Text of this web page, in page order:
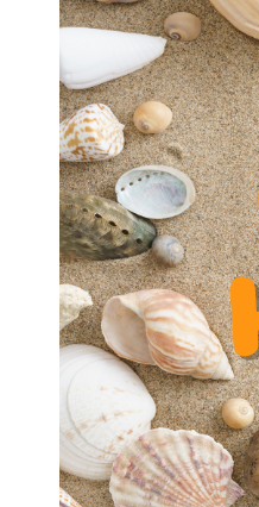
SFERAX STANDARD GBL
1222 B
SFERAX STANDARD GBL
1222 XA